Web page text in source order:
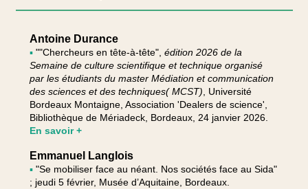
Antoine Durance
▪ ""Chercheurs en tête-à-tête", édition 2026 de la
Semaine de culture scientifique et technique organisé
par les étudiants du master Médiation et communication
des sciences et des techniques( MCST) , Université
Bordeaux Montaigne, Association 'Dealers de science',
Bibliothèque de Mériadeck, Bordeaux, 24 janvier 2026.
En savoir +
Emmanuel Langlois
▪ "Se mobiliser face au néant. Nos sociétés face au Sida"
; jeudi 5 février, Musée d’Aquitaine, Bordeaux.